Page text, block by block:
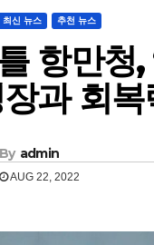
최신 뉴스 추천 뉴스
항만청
과 회복
By admin
AUG 22, 2022